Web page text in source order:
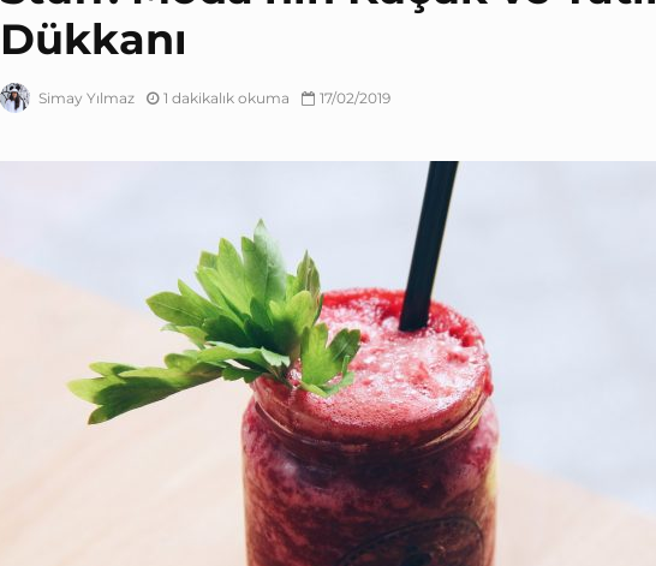
Dükkanı
Simay Yılmaz 1 dakikalık okuma 17/02/2019